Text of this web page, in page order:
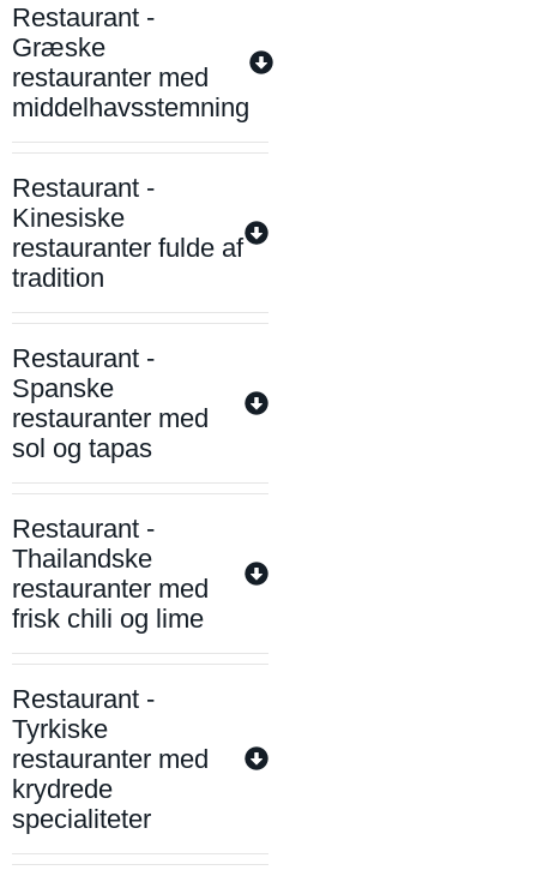
Restaurant -
Græske
restauranter med
middelhavsstemning
Restaurant -
Kinesiske
restauranter fulde af
tradition
Restaurant -
Spanske
restauranter med
sol og tapas
Restaurant -
Thailandske
restauranter med
frisk chili og lime
Restaurant -
Tyrkiske
restauranter med
krydrede
specialiteter